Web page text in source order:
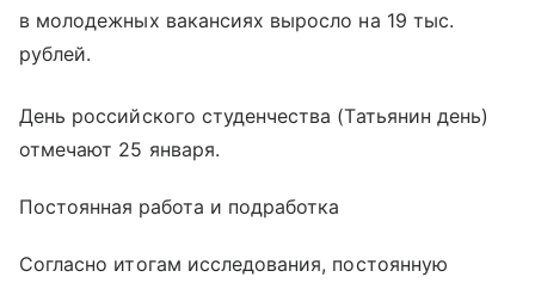
в молодежных вакансиях выросло на 19 тыс.
рублей.
День российского студенчества (Татьянин день)
отмечают 25 января.
Постоянная работа и подработка
Согласно итогам исследования, постоянную